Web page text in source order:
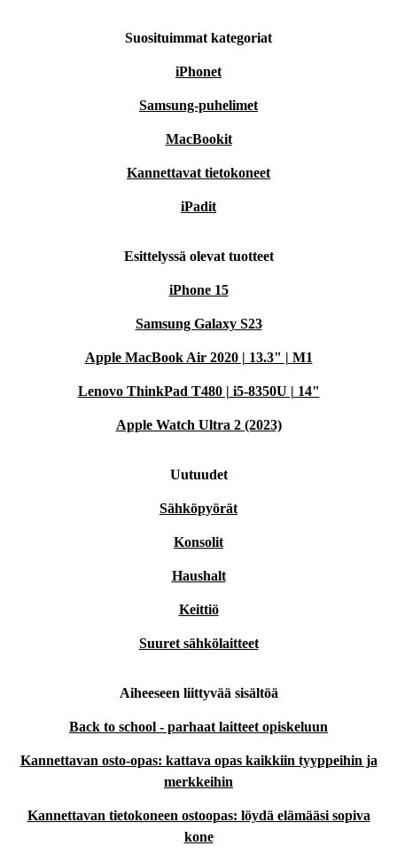
Suosituimmat kategoriat
iPhonet
Samsung-puhelimet
MacBookit
Kannettavat tietokoneet
iPadit
Esittelyssä olevat tuotteet
iPhone 15
Samsung Galaxy S23
Apple MacBook Air 2020 | 13.3" | M1
Lenovo ThinkPad T480 | i5-8350U | 14"
Apple Watch Ultra 2 (2023)
Uutuudet
Sähköpyörät
Konsolit
Haushalt
Keittiö
Suuret sähkölaitteet
Aiheeseen liittyvää sisältöä
Back to school - parhaat laitteet opiskeluun
Kannettavan osto-opas: kattava opas kaikkiin tyyppeihin ja
merkkeihin
Kannettavan tietokoneen ostoopas: löydä elämääsi sopiva
kone